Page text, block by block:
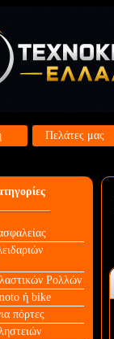
Πελάτες μας
Ρολλών
ή bike
πόρτες